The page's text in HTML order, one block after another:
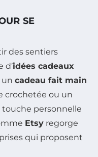
SE
des sentiers
d’idées cadeaux
un cadeau fait main
crochetée ou un
touche personnelle
Etsy regorge
qui proposent